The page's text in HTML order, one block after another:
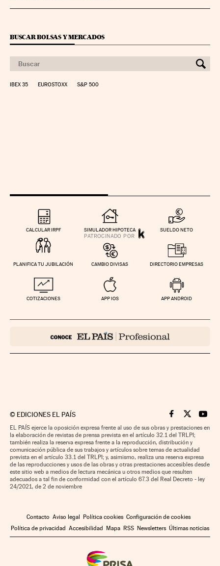
BUSCAR BOLSAS Y MERCADOS
IBEX 35 EUROSTOXX S&P 500
CALCULAR IRPF SIMULADOR HIPOTECA SUELDO NETO
PLANIFICA TU JUBILACIÓN CAMBIO DIVISAS DIRECTORIO EMPRESAS
COTIZACIONES APP IOS APP ANDROID
© EDICIONES EL PAÍS Cinco Días en
Cinco Días
Cinco
EL PAÍS ejerce la oposición expresa frente al uso de sus obras y prestaciones en
la elaboración de revistas de prensa prevista en el artículo 32.1 del TRLPI;
también realiza la reserva expresa frente a la reproducción, distribución y
comunicación pública de sus trabajos y artículos sobre temas de actualidad
prevista en el artículo 33.1 del TRLPI; y, asimismo, realiza una reserva expresa
de las reproducciones y usos de las obras y otras prestaciones accesibles desde
este sitio web a medios de lectura mecánica u otros medios que resulten
adecuados a tal fin de conformidad con el artículo 67.3 del Real Decreto - ley
24/2021, de 2 de noviembre
Contacto Aviso legal Política cookies Configuración de cookies
Política de privacidad Accesibilidad Mapa RSS Newsletters Últimas noticias